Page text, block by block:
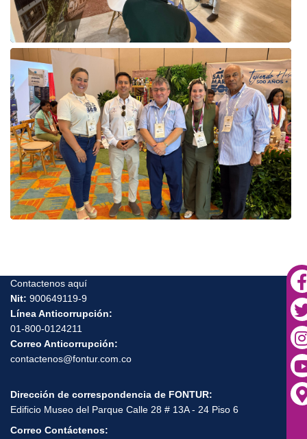
Contactenos aquí
Nit: 900649119-9
Línea Anticorrupción:
01-800-0124211
Correo Anticorrupción:
contactenos@fontur.com.co
Dirección de correspondencia de FONTUR:
Edificio Museo del Parque Calle 28 # 13A - 24 Piso 6
Correo Contáctenos: